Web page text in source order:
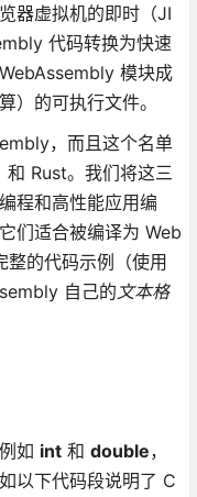
器虚拟机的即时（JI
代码转换为快速
模块成
）的可执行文件。
，而且这个名单
Rust。我们将这三
程和高性能应用编
们适合被编译为 Web
的代码示例（使用
自己的 文本格
如 int和 double，
以下代码段说明了 C